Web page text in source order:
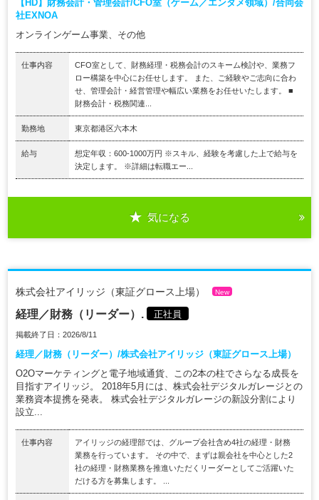
【HD】財務会計・管理会計/CFO室（ゲーム／エンタメ領域）/合同会
社EXNOA
オンラインゲーム事業、その他
仕事内容
CFO室として、財務経理・税務会計のスキーム検討や、業務フ
ロー構築を中心にお任せします。 また、ご経験やご志向に合わ
せ、管理会計・経営管理や幅広い業務をお任せいたします。 ■
財務会計・税務関連...
勤務地 東京都港区六本木
給与
想定年収：600-1000万円 ※スキル、経験を考慮した上で給与を
決定します。 ※詳細は転職エー...
気になる
株式会社アイリッジ（東証グロース上場） New
経理／財務（リーダー）. 正社員
掲載終了日：2026/8/11
経理／財務（リーダー）/株式会社アイリッジ（東証グロース上場）
O2Oマーケティングと電子地域通貨、この2本の柱でさらなる成長を
目指すアイリッジ。 2018年5月には、株式会社デジタルガレージとの
業務資本提携を発表。 株式会社デジタルガレージの新設分割により
設立...
仕事内容
アイリッジの経理部では、グループ会社含め4社の経理・財務
業務を行っています。 その中で、まずは親会社を中心とした2
社の経理・財務業務を推進いただくリーダーとしてご活躍いた
だける方を募集します。 ...